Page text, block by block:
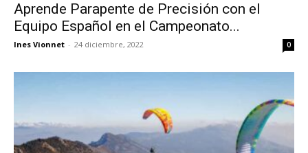
Aprende Parapente de Precisión con el
Equipo Español en el Campeonato...
Ines Vionnet - 24 diciembre, 2022 0